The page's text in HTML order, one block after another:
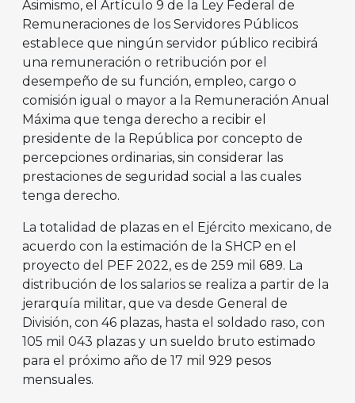
Asimismo, el Artículo 9 de la Ley Federal de
Remuneraciones de los Servidores Públicos
establece que ningún servidor público recibirá
una remuneración o retribución por el
desempeño de su función, empleo, cargo o
comisión igual o mayor a la Remuneración Anual
Máxima que tenga derecho a recibir el
presidente de la República por concepto de
percepciones ordinarias, sin considerar las
prestaciones de seguridad social a las cuales
tenga derecho.
La totalidad de plazas en el Ejército mexicano, de
acuerdo con la estimación de la SHCP en el
proyecto del PEF 2022, es de 259 mil 689. La
distribución de los salarios se realiza a partir de la
jerarquía militar, que va desde General de
División, con 46 plazas, hasta el soldado raso, con
105 mil 043 plazas y un sueldo bruto estimado
para el próximo año de 17 mil 929 pesos
mensuales.